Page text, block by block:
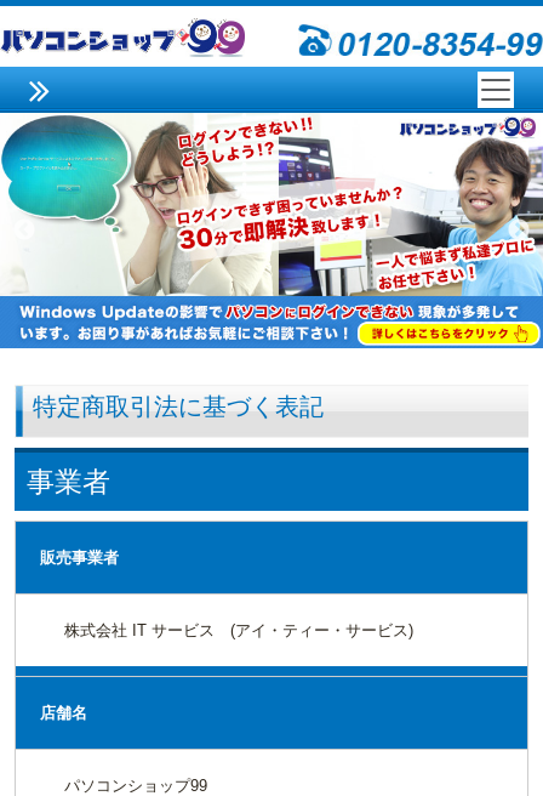
特定商取引法に基づく表記
事業者
販売事業者
株式会社 IT サービス (アイ・ティー・サービス)
店舗名
パソコンショップ99